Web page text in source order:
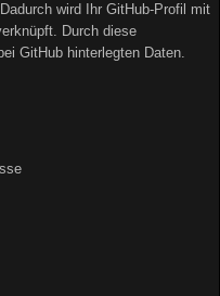
wird Ihr GitHub-Profil mit
Durch diese
GitHub hinterlegten Daten.